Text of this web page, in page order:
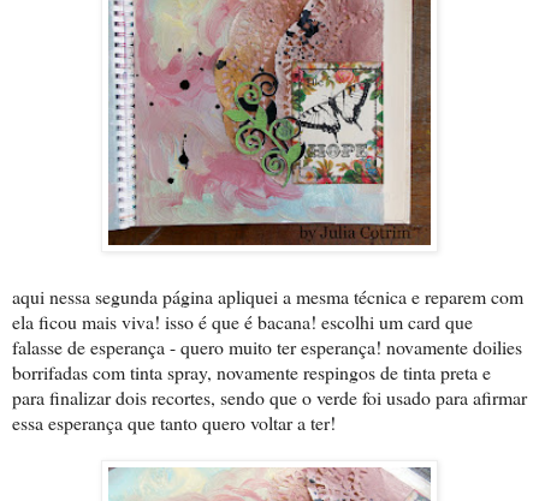
aqui nessa segunda página apliquei a mesma técnica e reparem com
ela ficou mais viva! isso é que é bacana! escolhi um card que
falasse de esperança - quero muito ter esperança! novamente doilies
borrifadas com tinta spray, novamente respingos de tinta preta e
para finalizar dois recortes, sendo que o verde foi usado para afirmar
essa esperança que tanto quero voltar a ter!